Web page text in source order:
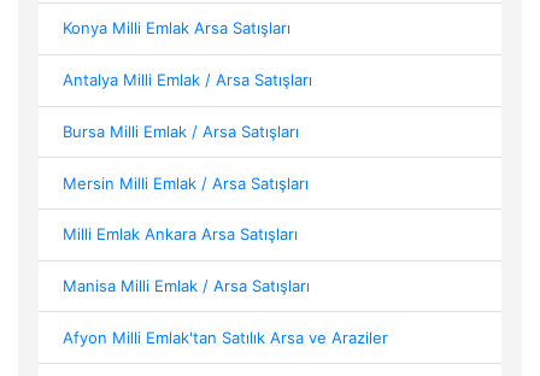
Konya Milli Emlak Arsa Satışları
Antalya Milli Emlak / Arsa Satışları
Bursa Milli Emlak / Arsa Satışları
Mersin Milli Emlak / Arsa Satışları
Milli Emlak Ankara Arsa Satışları
Manisa Milli Emlak / Arsa Satışları
Afyon Milli Emlak'tan Satılık Arsa ve Araziler